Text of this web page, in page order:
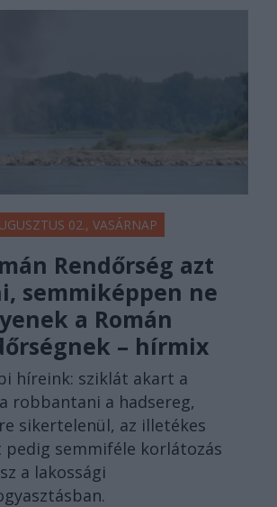
02., VASÁRNAP
Rendőrség azt
semmiképpen ne
a Román
– hírmix
híreink: sziklát akart a
robbantani a hadsereg,
sikertelenül, az illetékes
pedig semmiféle korlátozás
a lakossági